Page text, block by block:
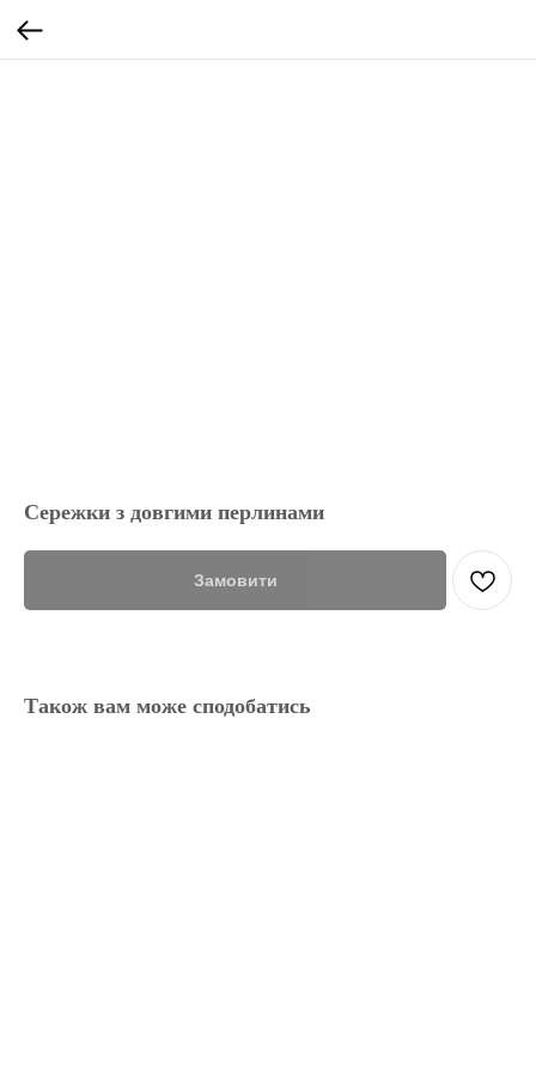
Сережки з довгими перлинами
Замовити
Також вам може сподобатись